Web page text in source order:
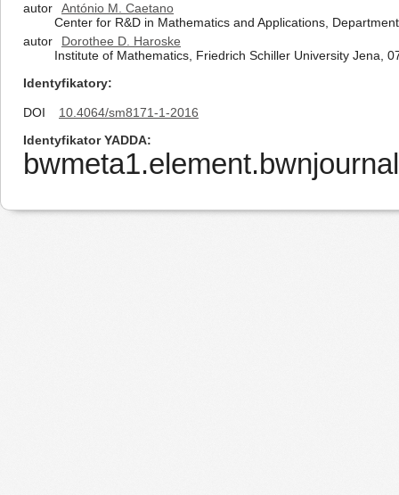
autor
António M. Caetano
Center for R&D in Mathematics and Applications,
autor
Dorothee D. Haroske
Institute of Mathematics, Friedrich Schiller University Jena,
Identyfikatory
DOI
10.4064/sm8171-1-2016
Identyfikator YADDA